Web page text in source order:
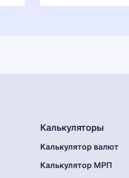
Калькуляторы
Калькулятор валют
Калькулятор МРП